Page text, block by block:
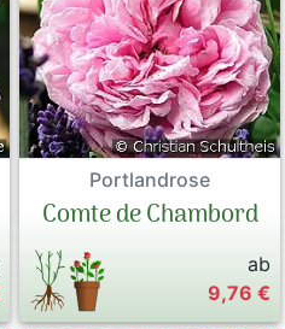
Portlandrose
Comte de Chambord
ab
9,76 €